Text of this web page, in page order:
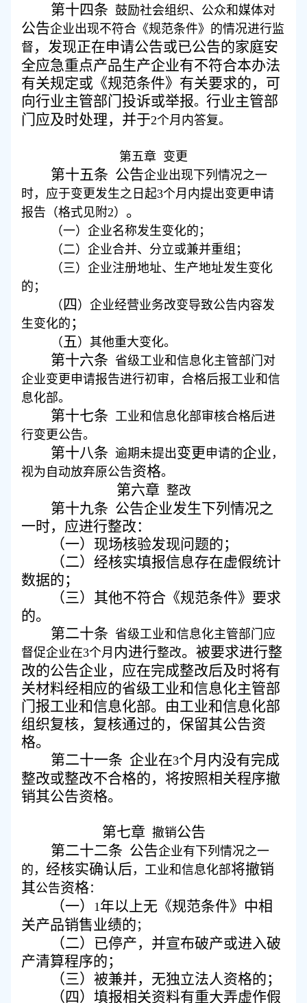
第十四条鼓励社会组织、公众和媒体对
公告企业出现不符合《规范条件》的情况进行监
督 ，发现正在申请公告或已公告的家庭安
全应急重点产品生产企业有不符合本办法
有关规定或《规范条件》有关要求的，可
向行业主管部门投诉或举报。行业主管部
门应及时处理，并于2个月内答复。
第五章 变更
第十五条 公告企业出现下列情况之一
时，应于变更发生之日起3个月内提出变更申请
报告（格式见附2） 。
（一）企业名称发生变化的 ；
（二）企业合并、分立或兼并重组 ；
（三）企业注册地址、生产地址发生变化
的 ；
（四）企业经营业务改变导致公告内容发
生变化的 ；
（五）其他重大变化。
第十六条省级工业和信息化主管部门对
企业变更申请报告进行初审，合格后报工业和信
息化部。
第十七条 工业和信息化部审核合格后进
行变更公告。
第十八条逾期未提出变更申请的企业 ，
视为自动放弃原公告资格。
第六章 整改
第十九条 公告企业发生下列情况之
一时，应进行整改：
（一） 现场核验发现问题的；
（二）经核实填报信息存在虚假统计
数据的；
（三） 其他不符合《规范条件》要求
的。
第二十条省级工业和信息化主管部门 应
督促企业在3个月 内进行整改。被要求进行整
改的公告企业，应在完成整改后及时将有
关材料经相应的省级工业和信息化主管部
门报工业和信息化部。由工业和信息化部
组织复核，复核通过的，保留其公告资
格。
第二十一条 企业在3个月内没有完成
整改或整改不合格的，将按照相关程序撤
销其公告资格。
第七章 撤销公告
第二十二条 公告企业有下列情况之一
的，经核实确认后 ，工业和信息化部将撤销
其公告资格：
（一） 1 年以上无《规范条件》中相
关产品销售业绩的 ；
（二） 已停产，并宣布破产或进入破
产清算程序的；
（三）被兼并，无独立法人资格的；
（四）填报相关资料有重大弄虚作假